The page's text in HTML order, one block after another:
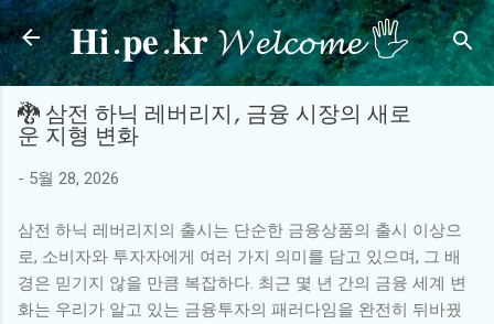
기본 콘텐츠로 건너뛰기
𝐇𝐢.𝐩𝐞.𝐤𝐫 𝓦𝓮𝓵𝓬𝓸𝓶𝓮 🖐
🐉 삼전 하닉 레버리지, 금융 시장의 새로
운 지형 변화
- 5월 28, 2026
삼전 하닉 레버리지의 출시는 단순한 금융상품의 출시 이상으
로, 소비자와 투자자에게 여러 가지 의미를 담고 있으며, 그 배
경은 믿기지 않을 만큼 복잡하다. 최근 몇 년 간의 금융 세계 변
화는 우리가 알고 있는 금융투자의 패러다임을 완전히 뒤바꿨